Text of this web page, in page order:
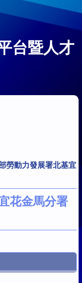
台暨人才
勞動力發展署北基宜
花金馬分署